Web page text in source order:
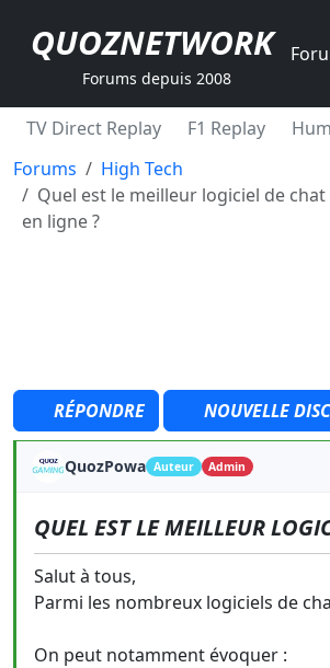
QUOZNETWORK
Forums depuis 2008
TV Direct Replay F1 Replay
Forums
High Tech
Quel est le meilleur logiciel de chat
en ligne ?
RÉPONDRE NOUVELLE
QuozPowa Auteur Admin
QUEL EST LE MEILLEUR
Salut à tous,
Parmi les nombreux logiciels de
On peut notamment évoquer :